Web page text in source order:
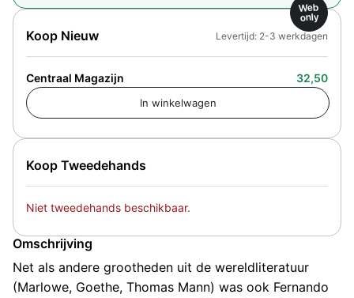
Koop Tweedehands
Niet tweedehands beschikbaar.
Koop Nieuw
Web
only
Centraal Magazijn 32,50
Levertijd: 2-3 werkdagen
Omschrijving
Net als andere grootheden uit de wereldliteratuur
(Marlowe, Goethe, Thomas Mann) was ook Fernando